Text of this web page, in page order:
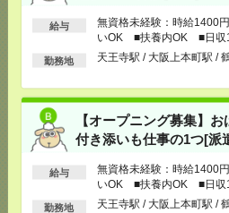
給与
無資格未経験：時給1400
いOK ■扶養内OK ■日収
以上
勤務地 天王寺駅 / 大阪上本町駅 /
【オープニング募集】
付き添いも仕事の1つ[派
給与
無資格未経験：時給1400
いOK ■扶養内OK ■日収
以上
勤務地 天王寺駅 / 大阪上本町駅 /
〈PC入力できればOK〉模試結
装ネイル自由＃短時間OK＃日
[勤務地]西梅田駅から徒歩3分/大阪梅田
から徒歩4分/大阪駅から徒歩4分/…
《即日・単発勤務OK》大人気
＊選べる勤務時間＊日払い手渡
[給 与]時給1284円～1605円